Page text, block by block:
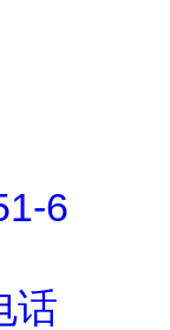
6
话